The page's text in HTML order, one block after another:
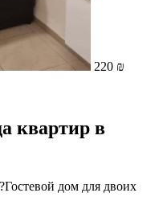
220 ₪
квартир в
дом для двоих